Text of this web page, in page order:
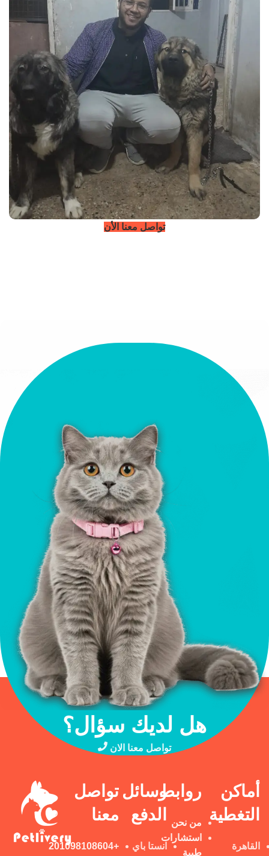
تواصل معنا الأن
هل لديك سؤال؟
تواصل معنا الان
أماكن
التغطية
القاهرة
روابط
من نحن
استشارات
طبية
وسائل
الدفع
انستا باي
تواصل
معنا
+201098108604